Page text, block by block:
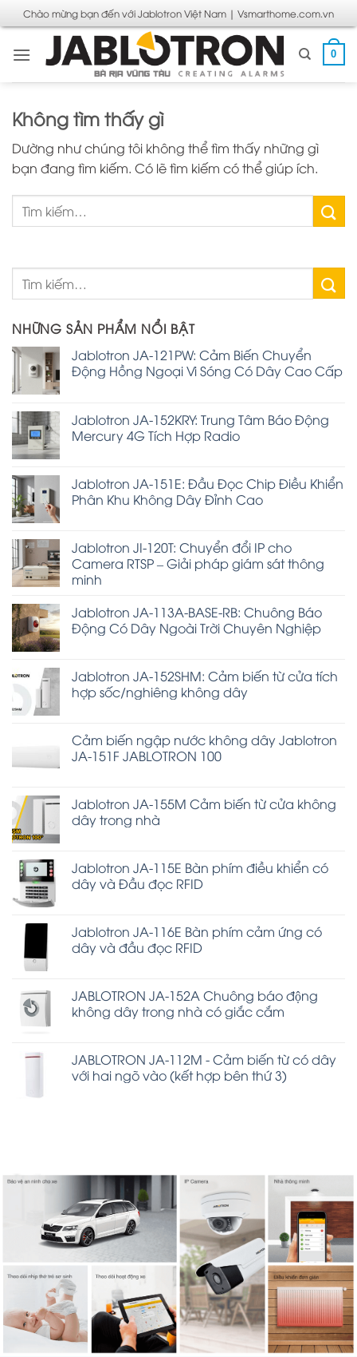
qua
nội
Chào mừng bạn đến với Jablotron Việt Nam | Vsmarthome.com.vn
0
Không tìm thấy gì
Dường như chúng tôi không thể tìm thấy những gì
bạn đang tìm kiếm. Có lẽ tìm kiếm có thể giúp ích.
NHỮNG SẢN PHẨM NỔI BẬT
Jablotron JA-121PW: Cảm Biến Chuyển
Động Hồng Ngoại Vi Sóng Có Dây Cao Cấp
Jablotron JA-152KRY: Trung Tâm Báo Động
Mercury 4G Tích Hợp Radio
Jablotron JA-151E: Đầu Đọc Chip Điều Khiển
Phân Khu Không Dây Đỉnh Cao
Jablotron JI-120T: Chuyển đổi IP cho
Camera RTSP – Giải pháp giám sát thông
minh
Jablotron JA-113A-BASE-RB: Chuông Báo
Động Có Dây Ngoài Trời Chuyên Nghiệp
Jablotron JA-152SHM: Cảm biến từ cửa tích
hợp sốc/nghiêng không dây
Cảm biến ngập nước không dây Jablotron
JA-151F JABLOTRON 100
Jablotron JA-155M Cảm biến từ cửa không
dây trong nhà
Jablotron JA-115E Bàn phím điều khiển có
dây và Đầu đọc RFID
Jablotron JA-116E Bàn phím cảm ứng có
dây và đầu đọc RFID
JABLOTRON JA-152A Chuông báo động
không dây trong nhà có giắc cắm
JABLOTRON JA-112M - Cảm biến từ có dây
với hai ngõ vào (kết hợp bên thứ 3)